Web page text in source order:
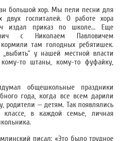
большой хор. Мы пели песни для
двух госпиталей. О работе хора
издал приказ по школе... Еще
с Николаем Павловичем
там голодных ребятишек.
у нашей местной власти
то штаны, кому-то фуфайку,
общешкольные праздники
года, когда все всем дарили
родители — детям. Так появлялись
в каждой семье, личная
писал: «Это было трудное